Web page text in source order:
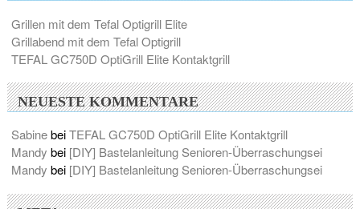
Grillen mit dem Tefal Optigrill Elite
Grillabend mit dem Tefal Optigrill
TEFAL GC750D OptiGrill Elite Kontaktgrill
NEUESTE KOMMENTARE
SabinebeiTEFAL GC750D OptiGrill Elite Kontaktgrill
Mandy bei [DIY] Bastelanleitung Senioren-Überraschungsei
Mandy bei [DIY] Bastelanleitung Senioren-Überraschungsei